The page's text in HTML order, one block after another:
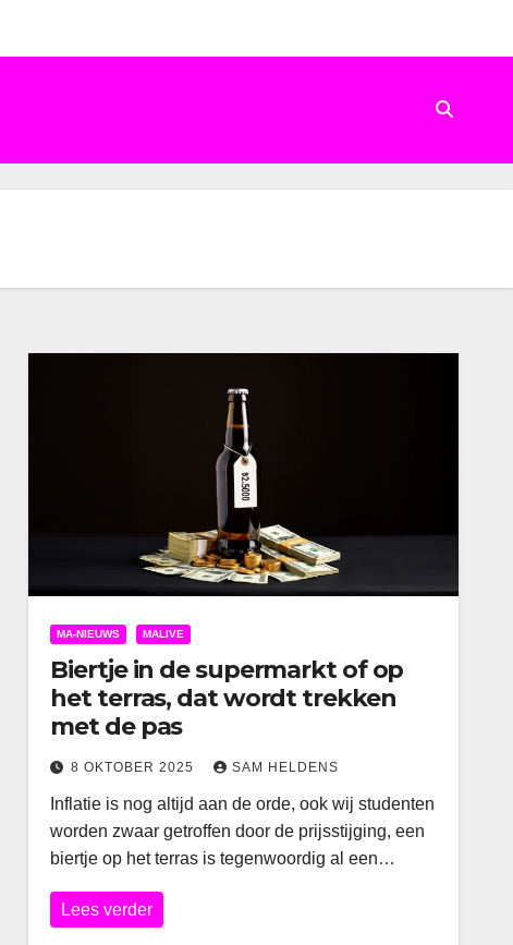
MA-NIEUWS MALIVE
Biertje in de supermarkt of op
het terras, dat wordt trekken
met de pas
8 OKTOBER 2025 SAM HELDENS
Inflatie is nog altijd aan de orde, ook wij studenten
worden zwaar getroffen door de prijsstijging, een
biertje op het terras is tegenwoordig al een…
Lees verder